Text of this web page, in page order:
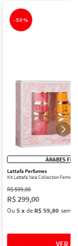
-50%
ÁRABES
Lattafa Perfumes
Kit Lattafa Yara Collection
R$599,00
R$299,00
Ou5xdeR$ 59,80 sem